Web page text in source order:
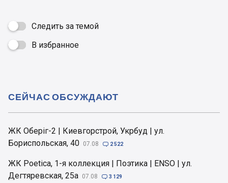
У задоволенні позову відмовити.
Рішення набирає законної сили після закінчення
розгляду справи апеляційним господарським
Следить за темой
 В избранное
ЖК Оберіг-2 | Киевгорстрой, Укрбуд | ул.
Бориспольская, 40 07.08  2 522
ЖК Poetica, 1-я коллекция | Поэтика | ENSO | ул.
Дегтяревская, 25а 07.08  3 129
СЕЙЧАС ОБСУЖДАЮТ